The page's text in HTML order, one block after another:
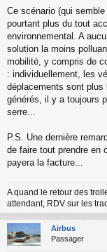
Ce scénario (qui
pourtant plus du tout
environnemental. A
solution la moins
mobilité, y compris de
: individuellement, les
déplacements sont
générés, il y a toujours
serre...
P.S. Une dernière
de faire tout prendre en
payera la facture...
A quand le retour des
attendant, RDV sur les
Airbus
Passager